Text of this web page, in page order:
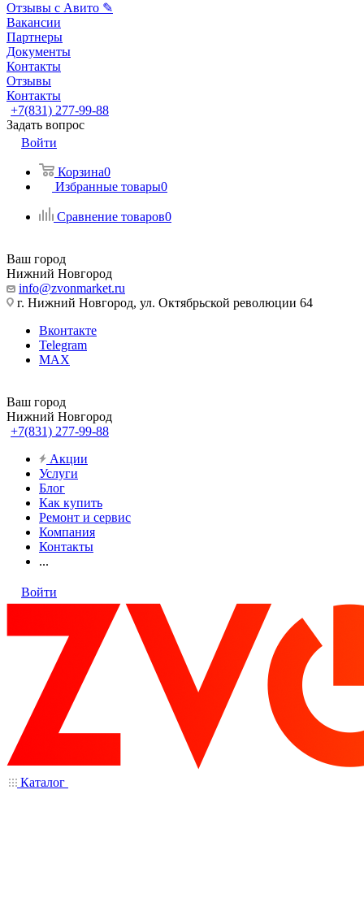
Отзывы с Авито ✎
Вакансии
Партнеры
Документы
Контакты
Отзывы
Контакты
+7(831) 277-99-88
Задать вопрос
Войти
Корзина0
Избранные товары0
Сравнение товаров0
Ваш город
Нижний Новгород
info@zvonmarket.ru
г. Нижний Новгород, ул. Октябрьской революции 64
Вконтакте
Telegram
MAX
Ваш город
Нижний Новгород
+7(831) 277-99-88
Акции
Услуги
Блог
Как купить
Ремонт и сервис
Компания
Контакты
...
Войти
Каталог